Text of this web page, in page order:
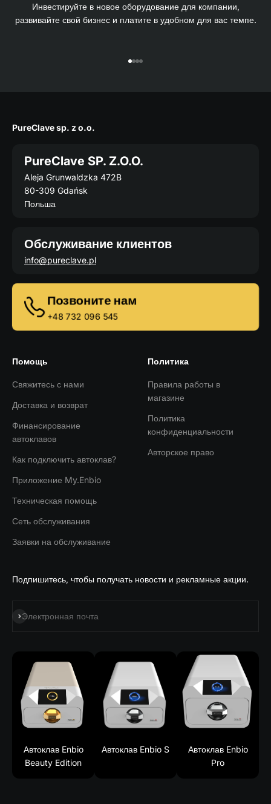
Инвестируйте в новое оборудование для компании,
развивайте свой бизнес и платите в удобном для вас темпе.
PureClave sp. z o.o.
PureClave SP. Z.O.O.
Aleja Grunwaldzka 472B
80-309 Gdańsk
Польша
Обслуживание клиентов
info@pureclave.pl
Позвоните нам
+48 732 096 545
Помощь
Свяжитесь с нами
Доставка и возврат
Финансирование
автоклавов
Как подключить автоклав?
Приложение My.Enbio
Техническая помощь
Сеть обслуживания
Заявки на обслуживание
Политика
Правила работы в
магазине
Политика
конфиденциальности
Авторское право
Подпишитесь, чтобы получать новости и рекламные акции.
Электронная почта
Подписаться на
Автоклав Enbio
Beauty Edition
Автоклав Enbio S
Автоклав Enbio
Pro